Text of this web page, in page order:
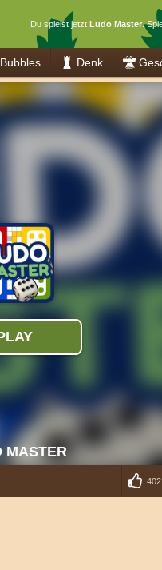
Du spielst jetzt Ludo Master.
Bubbles Denk
402